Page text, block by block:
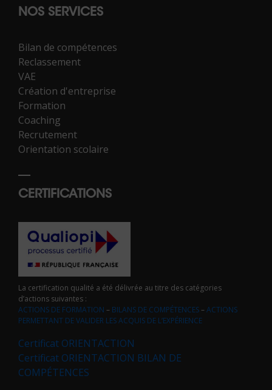
NOS SERVICES
Bilan de compétences
Reclassement
VAE
Création d'entreprise
Formation
Coaching
Recrutement
Orientation scolaire
CERTIFICATIONS
La certification qualité a été délivrée au titre des catégories
d’actions suivantes :
ACTIONS DE FORMATION – BILANS DE COMPÉTENCES–ACTIONS
PERMETTANT DE VALIDER LES ACQUIS DE L’EXPÉRIENCE
Certificat ORIENTACTION
Certificat ORIENTACTION BILAN DE
COMPÉTENCES